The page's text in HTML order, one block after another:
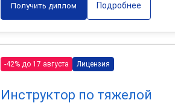
Получить диплом Подробнее
-42% до 17 августа Лицензия
Инструктор по тяжелой